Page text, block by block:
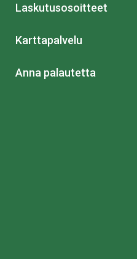
Laskutusosoitteet
Karttapalvelu
Anna palautetta